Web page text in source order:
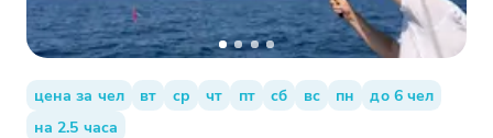
цена за чел вт ср чт пт сб вс пн
до 6 чел
на 2.5 часа